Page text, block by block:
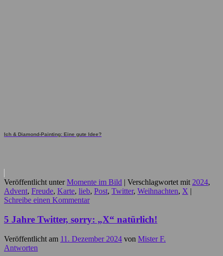
Ich & Diamond-Painting: Eine gute Idee?
Veröffentlicht unter Momente im Bild | Verschlagwortet mit 2024,
Advent, Freude, Karte, lieb, Post, Twitter, Weihnachten, X |
Schreibe einen Kommentar
5 Jahre Twitter, sorry: „X“ natürlich!
Veröffentlicht am 11. Dezember 2024 von Mister F.
Antworten